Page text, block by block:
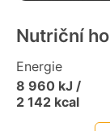
Nutriční
Energie
8 960 kJ /
2 142 kcal